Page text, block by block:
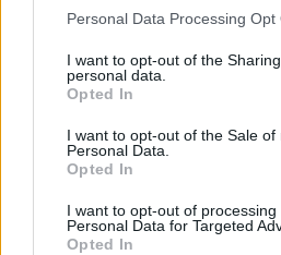
Please note that this website/app
not limited to your visit or usage
grant or deny consent to Google
use your data for below specified
consent section.
Personal Data Processing Opt
I want to opt-out of the
personal data.
Opted In
I want to opt-out of the Sale of
Personal Data.
Opted In
I want to opt-out of processing
Personal Data for Targeted
Opted In
őrizetbe.
Mozi Filmpremier Lavór